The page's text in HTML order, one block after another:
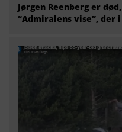
Jørgen Reenberg er
“Admiralens vise”, der